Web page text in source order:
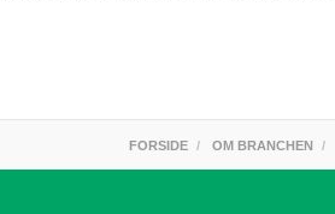
FORSIDE OM BRANCHEN